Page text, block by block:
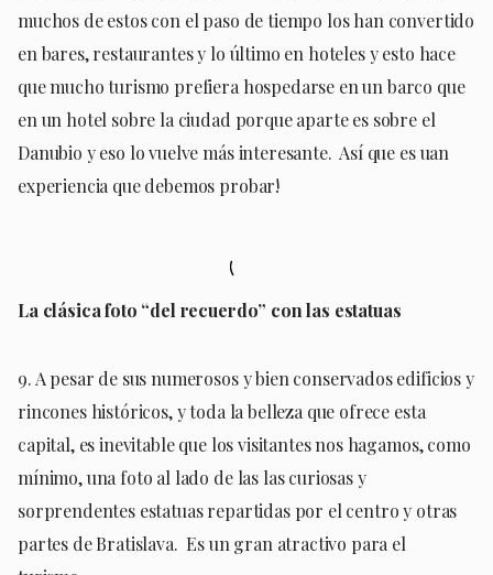
muchos de estos con el paso de tiempo los han convertido
en bares, restaurantes y lo último en hoteles y esto hace
que mucho turismo prefiera hospedarse en un barco que
en un hotel sobre la ciudad porque aparte es sobre el
Danubio y eso lo vuelve más interesante. Así que es uan
experiencia que debemos probar!
La clásica foto “del recuerdo” con las estatuas
9. A pesar de sus numerosos y bien conservados edificios y
rincones históricos, y toda la belleza que ofrece esta
capital, es inevitable que los visitantes nos hagamos, como
mínimo, una foto al lado de las las curiosas y
sorprendentes estatuas repartidas por el centro y otras
partes de Bratislava. Es un gran atractivo para el